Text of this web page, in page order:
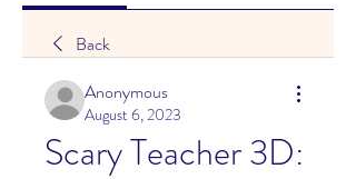
Back
Anonymous
August 6, 2023
Scary Teacher 3D: